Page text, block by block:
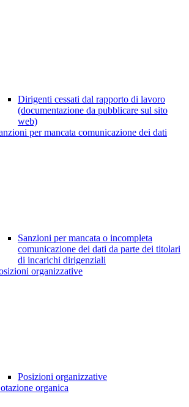
Dirigenti cessati dal rapporto di lavoro
(documentazione da pubblicare sul sito
web)
per mancata comunicazione dei dati
Sanzioni per mancata o incompleta
comunicazione dei dati da parte dei titolari
di incarichi dirigenziali
organizzative
Posizioni organizzative
organica